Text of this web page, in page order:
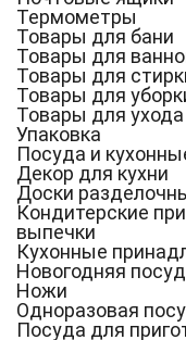
Термометры
Товары для бани
Товары для
Товары для
Товары для
Товары для
Упаковка
Посуда и
Декор для кухни
Доски
Кондитерские
выпечки
Кухонные
Новогодняя
Ножи
Одноразовая
Посуда для